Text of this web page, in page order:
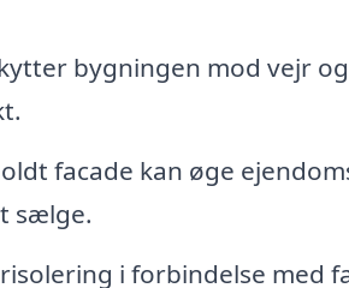
bygningen mod vejr
facade kan øge
sælge.
i forbindelse med